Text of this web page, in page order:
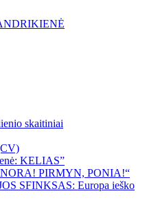
skaitiniai
KELIAS”
PIRMYN, PONIA!“
SFINKSAS: Europa ieško